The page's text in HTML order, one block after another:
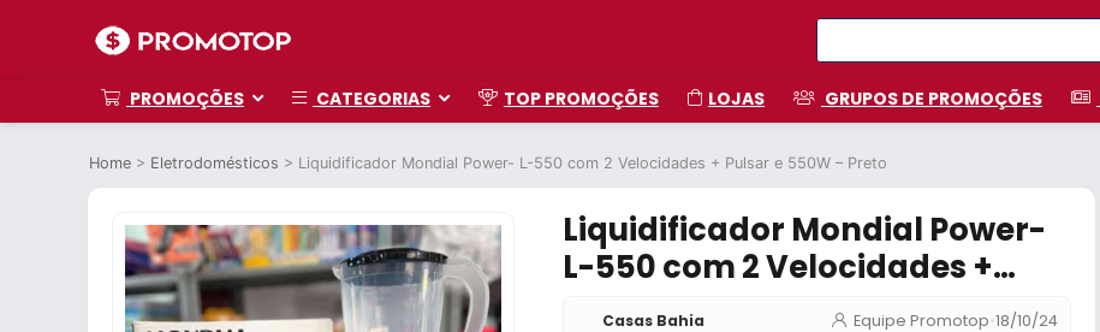
PROMOÇÕES CATEGORIAS TOP PROMOÇÕES LOJAS GRUPOS DE PROMOÇÕES
Home > Eletrodomésticos > Liquidificador Mondial Power- L-550 com 2 Velocidades + Pulsar e 550W – Preto
Liquidificador Mondial Power-
L-550 com 2 Velocidades +
Pulsar e 550W – Preto
Casas Bahia Equipe Promotop•18/10/24